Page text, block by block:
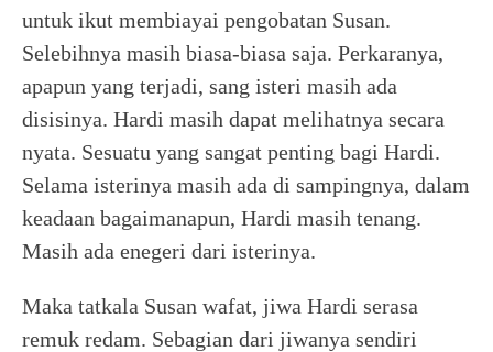
untuk ikut membiayai pengobatan Susan.
Selebihnya masih biasa-biasa saja. Perkaranya,
apapun yang terjadi, sang isteri masih ada
disisinya. Hardi masih dapat melihatnya secara
nyata. Sesuatu yang sangat penting bagi Hardi.
Selama isterinya masih ada di sampingnya, dalam
keadaan bagaimanapun, Hardi masih tenang.
Masih ada enegeri dari isterinya.
Maka tatkala Susan wafat, jiwa Hardi serasa
remuk redam. Sebagian dari jiwanya sendiri